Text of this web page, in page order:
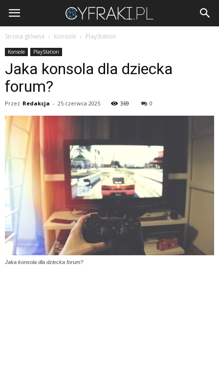
Cyfraki.pl
Strona główna Konsole PlayStation
Konsole PlayStation
Jaka konsola dla dziecka
forum?
Przez Redakcja - 25 czerwca 2025 369 0
Jaka konsola dla dziecka forum?